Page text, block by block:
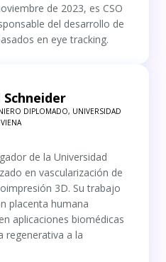
de 2023, es CSO
del desarrollo de
en eye tracking.
Schneider
DIPLOMADO, UNIVERSIDAD
de la Universidad
en vascularización de
3D. Su trabajo
placenta humana
aplicaciones biomédicas
regenerativa a la